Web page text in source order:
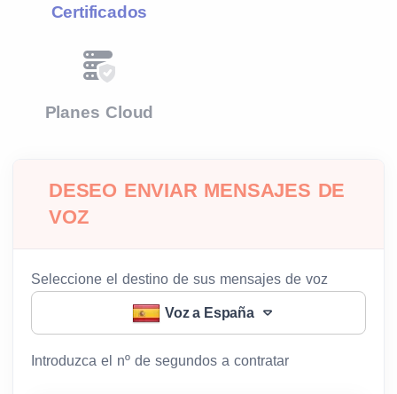
Certificados
Planes Cloud
DESEO ENVIAR MENSAJES DE
VOZ
Seleccione el destino de sus mensajes de voz
Voz a España
Introduzca el nº de segundos a contratar